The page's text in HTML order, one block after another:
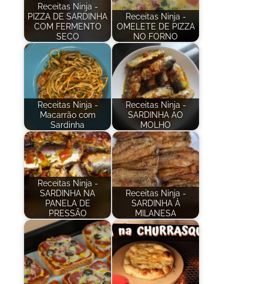
Receitas Ninja -
PIZZA DE SARDINHA
COM FERMENTO
SECO
Receitas Ninja -
OMELETE DE PIZZA
NO FORNO
Receitas Ninja -
Macarrão com
Sardinha
Receitas Ninja -
SARDINHA AO
MOLHO
Receitas Ninja -
SARDINHA NA
PANELA DE
PRESSÃO
Receitas Ninja -
SARDINHA À
MILANESA